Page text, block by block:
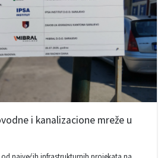
i kanalizacione mreže u